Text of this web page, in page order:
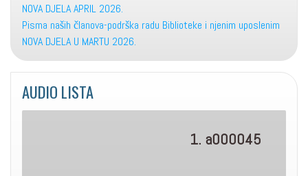
NOVA DJELA APRIL 2026.
Pisma naših članova-podrška radu Biblioteke i njenim uposlenim
NOVA DJELA U MARTU 2026.
AUDIO LISTA
1. a000045